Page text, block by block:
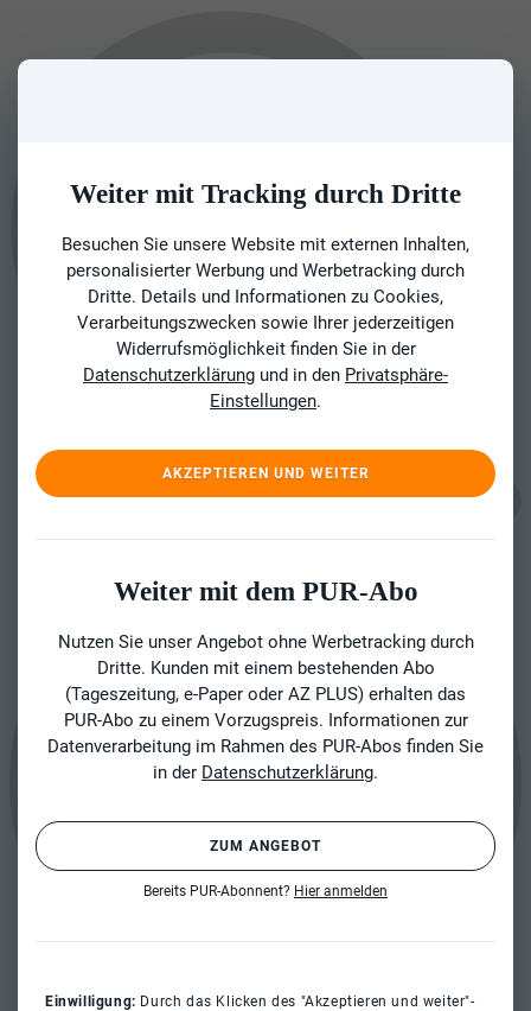
Weiter mit Tracking durch Dritte
Besuchen Sie unsere Website mit externen Inhalten,
personalisierter Werbung und Werbetracking durch
Dritte. Details und Informationen zu Cookies,
Verarbeitungszwecken sowie Ihrer jederzeitigen
Widerrufsmöglichkeit finden Sie in der
Datenschutzerklärung und in den Privatsphäre-
Einstellungen.
AKZEPTIEREN UND WEITER
Weiter mit dem PUR-Abo
Nutzen Sie unser Angebot ohne Werbetracking durch
Dritte. Kunden mit einem bestehenden Abo
(Tageszeitung, e-Paper oder AZ PLUS) erhalten das
PUR-Abo zu einem Vorzugspreis. Informationen zur
Datenverarbeitung im Rahmen des PUR-Abos finden Sie
in der Datenschutzerklärung.
ZUM ANGEBOT
Bereits PUR-Abonnent? Hier anmelden
Einwilligung: Durch das Klicken des "Akzeptieren und weiter"-